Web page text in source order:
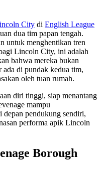
City di English League
dua tim papan tengah.
untuk menghentikan tren
Lincoln City, ini adalah
bahwa mereka bukan
ada di pundak kedua tim,
oleh tuan rumah.
diri tinggi, siap menantang
mampu
depan pendukung sendiri,
performa apik Lincoln
Borough